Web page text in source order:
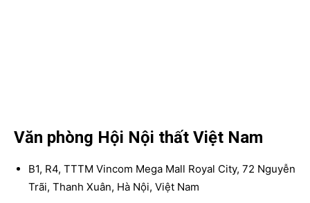
Văn phòng Hội Nội thất Việt Nam
B1, R4, TTTM Vincom Mega Mall Royal City, 72 Nguyễn
Trãi, Thanh Xuân, Hà Nội, Việt Nam